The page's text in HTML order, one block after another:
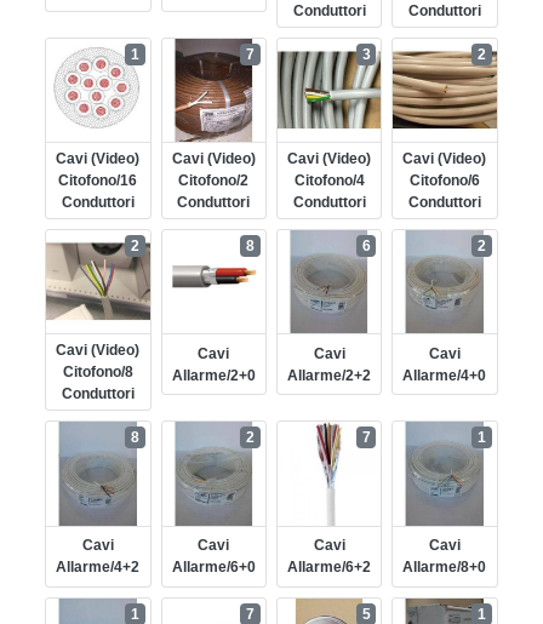
Conduttori
Conduttori
Cavi (video)
Citofono/16
Conduttori
1
Cavi (video)
Citofono/2
Conduttori
7
Cavi (video)
Citofono/4
Conduttori
3
Cavi (video)
Citofono/6
Conduttori
2
Cavi (video)
Citofono/8
Conduttori
2
Cavi
Allarme/2+0
8
Cavi
Allarme/2+2
6
Cavi
Allarme/4+0
2
Cavi
Allarme/4+2
8
Cavi
Allarme/6+0
2
Cavi
Allarme/6+2
7
Cavi
Allarme/8+0
1
1 7 5 1